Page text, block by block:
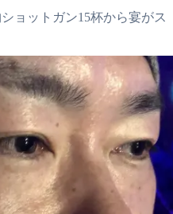
ョットガン15杯から宴がス